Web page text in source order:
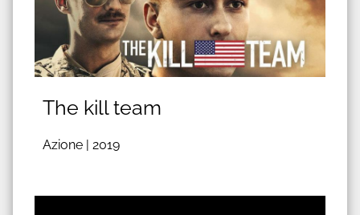
The kill team
Azione | 2019